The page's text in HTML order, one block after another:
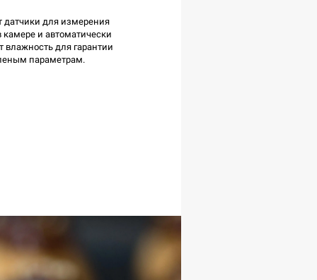
датчики для измерения
и автоматически
влажность для гарантии
параметрам.